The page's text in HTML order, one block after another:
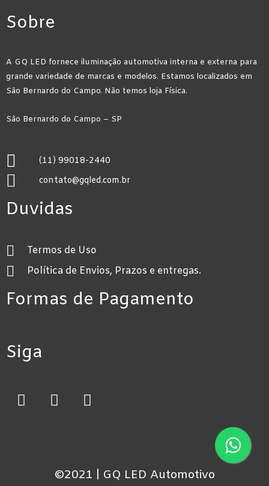
Sobre
A GQ LED fornece iluminação automotiva interna e externa para
grande variedade de marcas e modelos. Estamos localizados em
São Bernardo do Campo. Não temos loja Física.
São Bernardo do Campo – SP
(11) 99018-2440
contato@gqled.com.br
Duvidas
Termos de Uso
Política de Envios, Prazos e entregas.
Formas de Pagamento
Siga
©2021 | GQ LED Automotivo